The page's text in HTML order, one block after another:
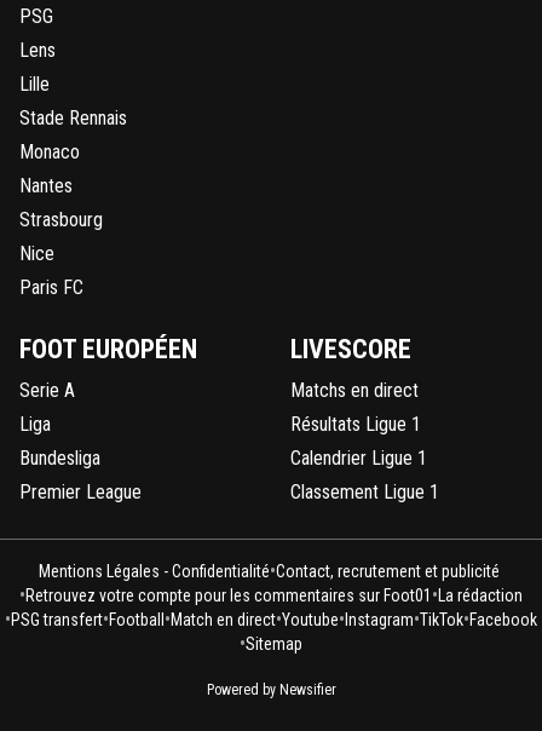
PSG
Lens
Lille
Stade Rennais
Monaco
Nantes
Strasbourg
Nice
Paris FC
FOOT EUROPÉEN
Serie A
Liga
Bundesliga
Premier League
LIVESCORE
Matchs en direct
Résultats Ligue 1
Calendrier Ligue 1
Classement Ligue 1
Mentions Légales - Confidentialité•Contact, recrutement et publicité
•Retrouvez votre compte pour les commentaires sur Foot01 • La rédaction
•PSG transfert•Football •Match en direct•Youtube• Instagram•TikTok•Facebook
•Sitemap
Powered by Newsifier